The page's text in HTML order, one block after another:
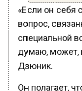
«Если он себя
вопрос,
специальной
думаю, может,
Дзюник.
Он полагает,